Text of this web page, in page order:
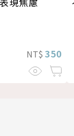
NT$ 350